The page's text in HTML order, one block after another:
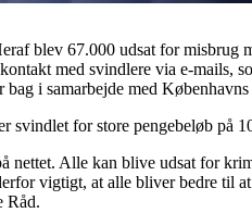
blev 67.000 udsat for misbrug
med svindlere via e-
i samarbejde med
for store pengebeløb på
Alle kan blive udsat for
vigtigt, at alle bliver bedre
Råd.